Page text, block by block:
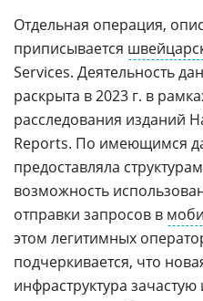
Отдельная операция,
приписывается
Services. Деятельность
раскрыта в 2023 г. в
расследования изданий
Reports. По имеющимся
предоставляла
возможность
отправки запросов в
этом легитимных
подчеркивается, что
инфраструктура зачастую